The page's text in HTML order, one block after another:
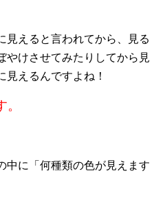
見えると言われてから、見る
やけさせてみたりしてから見
見えるんですよね！
中に「何種類の色が見えます